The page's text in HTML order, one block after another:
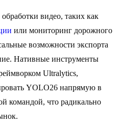
видео, таких как
или мониторинг дорожного
возможности экспорта
Нативные инструменты
Ultralytics,
YOLO26 напрямую в
командой, что радикально